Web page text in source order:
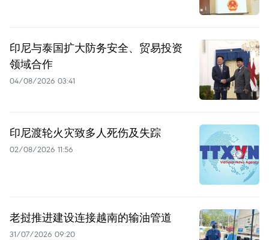
印尼与泰国扩大防务安全、贸易投资
领域合作
04/08/2026 03:41
印尼渡轮火灾致多人死伤及失踪
02/08/2026 11:56
老挝推进建设连接越南的输油管道
31/07/2026 09:20